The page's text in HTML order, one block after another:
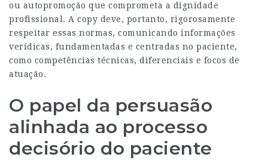
ou autopromoção que comprometa a dignidade
profissional. A copy deve, portanto, rigorosamente
respeitar essas normas, comunicando informações
verídicas, fundamentadas e centradas no paciente,
como competências técnicas, diferenciais e focos de
atuação.
O papel da persuasão
alinhada ao processo
decisório do paciente